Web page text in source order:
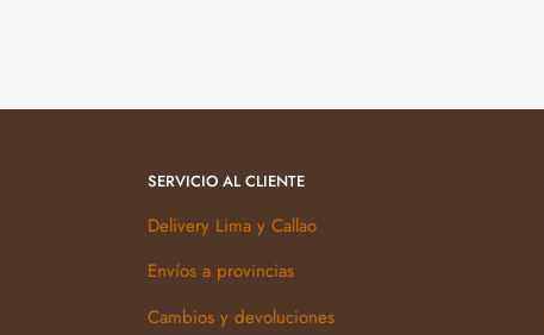
SERVICIO AL CLIENTE
Delivery Lima y Callao
Envíos a provincias
Cambios y devoluciones